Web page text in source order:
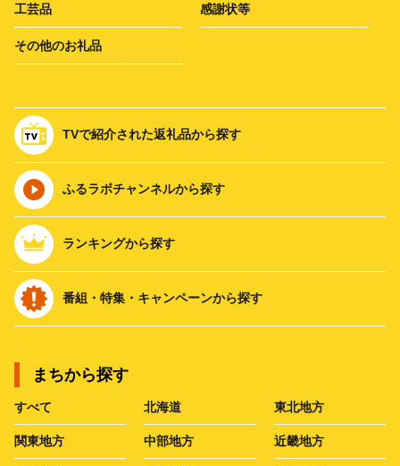
工芸品 感謝状等
その他のお礼品
TVで紹介された返礼品から探す
ふるラボチャンネルから探す
ランキングから探す
番組・特集・キャンペーンから探す
まちから探す
すべて 北海道 東北地方
関東地方 中部地方 近畿地方